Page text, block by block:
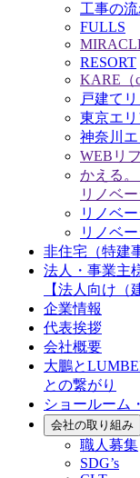
工事の
FULLS
RESORT
KARE（
戸建て
東京エ
神奈川
WEBリ
かえる。
リノベ
リノベ
リノベ
非住宅（特建
法人・事業主
【法人向け（
企業情報
代表挨拶
会社概要
大鵬と
との繋がり
ショールーム
会社の取り組み
職人募集
SDG’s